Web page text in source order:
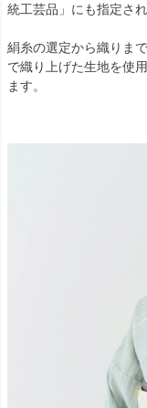
統工芸品」にも指定さ
絹糸の選定から織りま
で織り上げた生地を使
ます。